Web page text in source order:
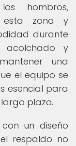
hombros,
esta zona y
durante
acolchado y
una
el equipo se
esencial para
plazo.
un diseño
respaldo no